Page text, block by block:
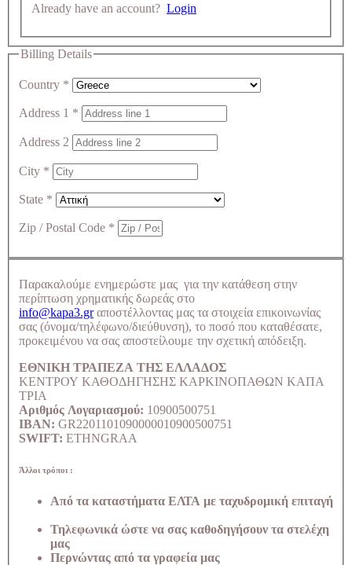
Already have an account? Login
Billing Details
Country *
Address 1 *
Address 2
City *
State *
Zip / Postal Code *
Παρακαλούμε ενημερώστε μας για την κατάθεση στην
περίπτωση χρηματικής δωρεάς στο
info@kapa3.grαποστέλλοντας μας τα στοιχεία επικοινωνίας
σας (όνομα/τηλέφωνο/διεύθυνση), το ποσό που καταθέσατε,
προκειμένου να σας αποστείλουμε την σχετική απόδειξη.
ΕΘΝΙΚΗ ΤΡΑΠΕΖΑ ΤΗΣ ΕΛΛΑΔΟΣ
ΚΕΝΤΡΟΥ ΚΑΘΟΔΗΓΗΣΗΣ ΚΑΡΚΙΝΟΠΑΘΩΝ ΚΑΠΑ
ΤΡΙΑ
Αριθμός Λογαριασμού: 10900500751
IBAN: GR2201101090000010900500751
SWIFT: ETHNGRAA
Άλλοι τρόποι :
Από τα καταστήματα ΕΛΤΑ με ταχυδρομική επιταγή
Τηλεφωνικά ώστε να σας καθοδηγήσουν τα στελέχη
μας
Περνώντας από τα γραφεία μας